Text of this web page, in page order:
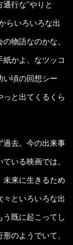
通行な"やりと
らいろいろな出
物語なのかな、
かよ、なツッコ
い頃の回想シー
っと出てくるくら
過去。今の出来事
いる映画では、
未来に生きるため
々といろいろな出
う既に起こってし
のようでいて、